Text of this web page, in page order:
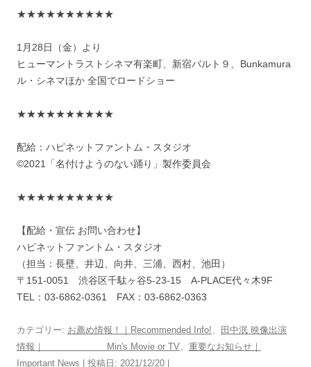
★★★★★★★★★★
1月28日（金）より
ヒューマントラストシネマ有楽町、新宿バルト９、Bunkamura
ル・シネマほか 全国でロードショー
★★★★★★★★★★
配給：ハピネットファントム・スタジオ
©2021「名付けようのない踊り」製作委員会
★★★★★★★★★★
【配給・宣伝 お問い合わせ】
ハピネットファントム・スタジオ
（担当：長壁、井辺、向井、三浦、西村、池田）
〒151-0051 渋谷区千駄ヶ谷5-23-15 A-PLACE代々木9F
TEL：03-6862-0361 FAX：03-6862-0363
カテゴリー: お薦め情報！｜Recommended Info!
田中泯 映像出演
情報｜ Min's Movie or TV
重要なお知らせ｜
Important News | 投稿日: 2021/12/20